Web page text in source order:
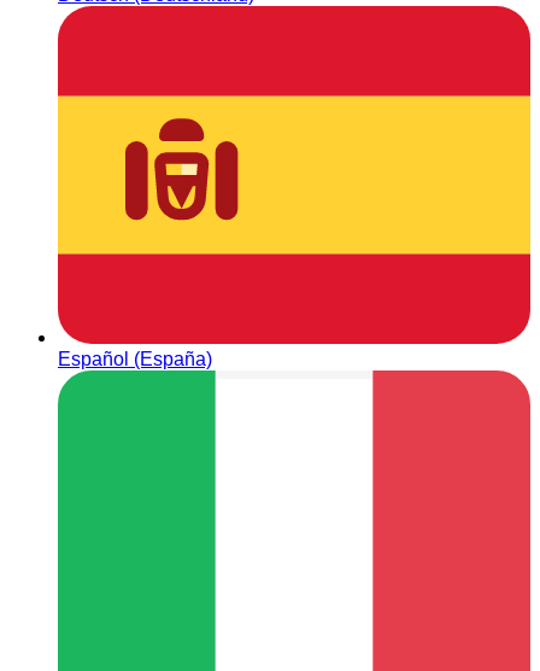
Español (España)